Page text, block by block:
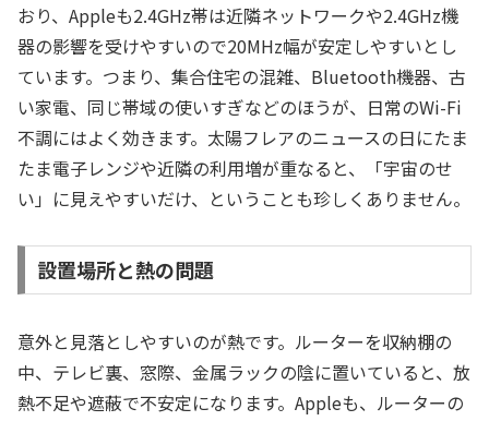
おり、Appleも2.4GHz帯は近隣ネットワークや2.4GHz機
器の影響を受けやすいので20MHz幅が安定しやすいとし
ています。つまり、集合住宅の混雑、Bluetooth機器、古
い家電、同じ帯域の使いすぎなどのほうが、日常のWi-Fi
不調にはよく効きます。太陽フレアのニュースの日にたま
たま電子レンジや近隣の利用増が重なると、「宇宙のせ
い」に見えやすいだけ、ということも珍しくありません。
設置場所と熱の問題
意外と見落としやすいのが熱です。ルーターを収納棚の
中、テレビ裏、窓際、金属ラックの陰に置いていると、放
熱不足や遮蔽で不安定になります。Appleも、ルーターの